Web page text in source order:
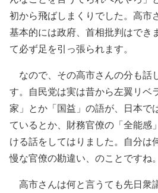
初から飛ばしまくりでした。高市
基本的には政府、首相批判はでき
て必ず足を引っ張られます。
なので、その高市さんの分も話
す。自民党は実は昔から左翼リベ
家」とか「国益」の語が、日本で
ているとか、財務官僚の「全能感
ける話をしてはりました。自分は
慢な官僚の勘違い、のことですね。
高市さんは何と言うても先日衆